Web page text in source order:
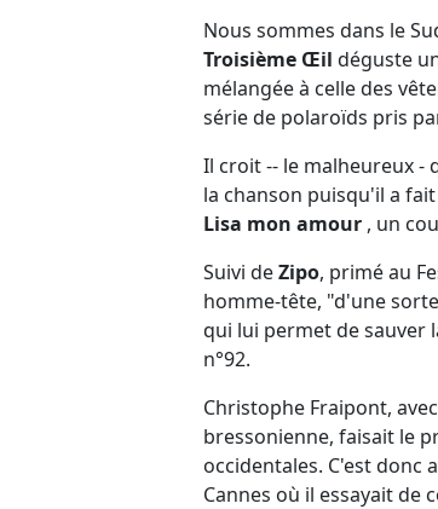
Nous sommes dans le
Troisième Œil déguste
mélangée à celle des
série de polaroïds pris
Il croit -- le malheureux -
la chanson puisqu'il a
Lisa mon amour , un
Suivi deZipo, primé au
homme-tête, "d'une
qui lui permet de sauver
n°92.
Christophe Fraipont,
bressonienne, faisait le
occidentales. C'est donc
Cannes où il essayait